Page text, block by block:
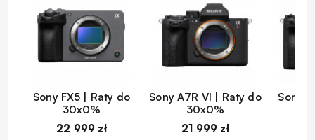
Sony FX5 | Raty do
30x0%
22 999 zł
Sony A7R VI | Raty do
30x0%
21 999 zł
Sony